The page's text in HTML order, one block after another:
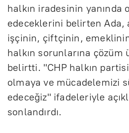
halkın iradesinin yanında
edeceklerini belirten Ada,
işçinin, çiftçinin,
halkın sorunlarına çözüm
belirtti. "CHP halkın
olmaya ve mücadelemizi
edeceğiz" ifadeleriyle
sonlandırdı.